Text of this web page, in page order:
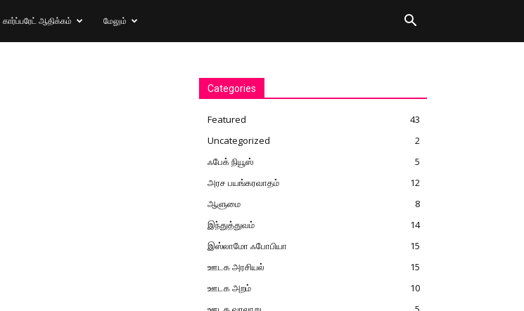
கார்ப்பரேட் ஆதிக்கம் மேலும்
Categories
Featured
43
Uncategorized
2
ஃபேக் நியூஸ்
5
அரச பயங்கரவாதம்
12
ஆளுமை
8
இந்துத்துவம்
14
இஸ்லாமோ ஃபோபியா
15
ஊடக அரசியல்
15
ஊடக அறம்
10